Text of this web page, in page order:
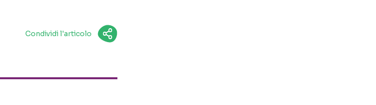
Condividi l'articolo